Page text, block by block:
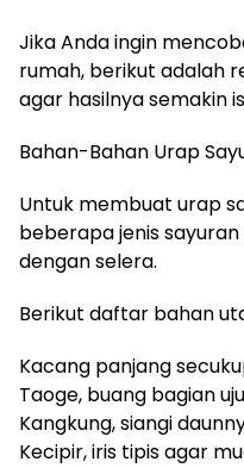
Jika Anda ingin
rumah, berikut adalah
agar hasilnya semakin
Bahan-Bahan Urap
Untuk membuat urap
beberapa jenis
dengan selera.
Berikut daftar bahan
Kacang panjang
Taoge, buang bagian
Kangkung, siangi
Kecipir, iris tipis agar